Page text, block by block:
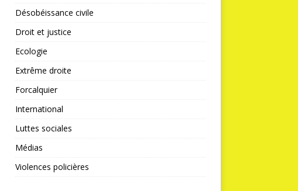
Désobéissance civile
Droit et justice
Ecologie
Extrême droite
Forcalquier
International
Luttes sociales
Médias
Violences policières